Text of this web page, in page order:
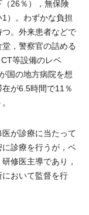
26％），無保険
）。わずかな負担
。外来患者などで
，警察官の詰める
等設備のレベ
国の地方病院を想
が6.5時間で11％
が診療に当たって
診療を行うが，ベ
修医主導であり，
おいて監督を行